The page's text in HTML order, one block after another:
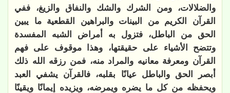
والضلالات، ومن الشرك والشك والنفاق والزيغ، ففي
القرآن الكريم من البينات والبراهين القطعية ما يبين
الحق من الباطل، فتزول به أمراض الشبه المفسدة
وتتضح الأشياء على حقيقتها، وهذا موقوف على فهم
القرآن ومعرفة معانيه والمراد منه، فمن رزقه الله ذلك
أبصر الحق والباطل عيانًا بقلبه، فالقرآن يشفي العبد
ويحفظه من كل ما يضره ويمرضه، ويزيده إيمانًا ويقينًا